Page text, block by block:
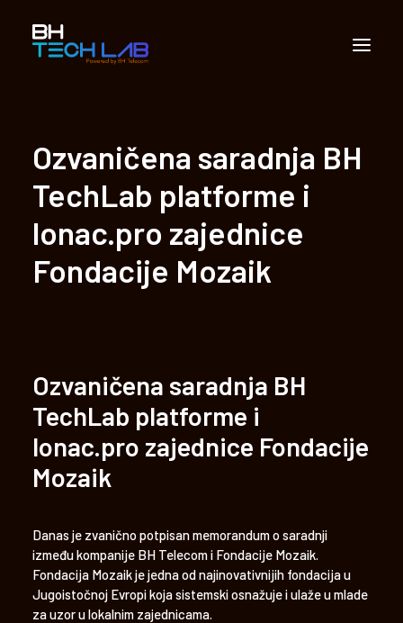
Apliciranje
Vijesti
Multimedija
Kontakt
Search
Ozvaničena saradnja BH
TechLab platforme i
lonac.pro zajednice
Fondacije Mozaik
Ozvaničena saradnja BH
TechLab platforme i
lonac.pro zajednice Fondacije
Mozaik
Danas je zvanično potpisan memorandum o saradnji
između kompanije BH Telecom i Fondacije Mozaik.
Fondacija Mozaik je jedna od najinovativnijih fondacija u
Jugoistočnoj Evropi koja sistemski osnažuje i ulaže u mlade
za uzor u lokalnim zajednicama.